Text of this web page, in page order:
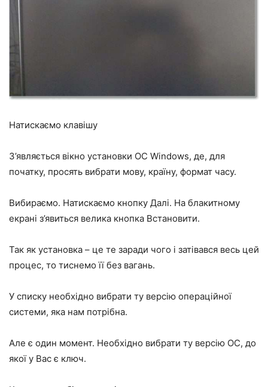
Натискаємо клавішу
З’являється вікно установки ОС Windows, де, для
початку, просять вибрати мову, країну, формат часу.
Вибираємо. Натискаємо кнопку Далі. На блакитному
екрані з’явиться велика кнопка Встановити.
Так як установка – це те заради чого і затівався весь цей
процес, то тиснемо її без вагань.
У списку необхідно вибрати ту версію операційної
системи, яка нам потрібна.
Але є один момент. Необхідно вибрати ту версію ОС, до
якої у Вас є ключ.